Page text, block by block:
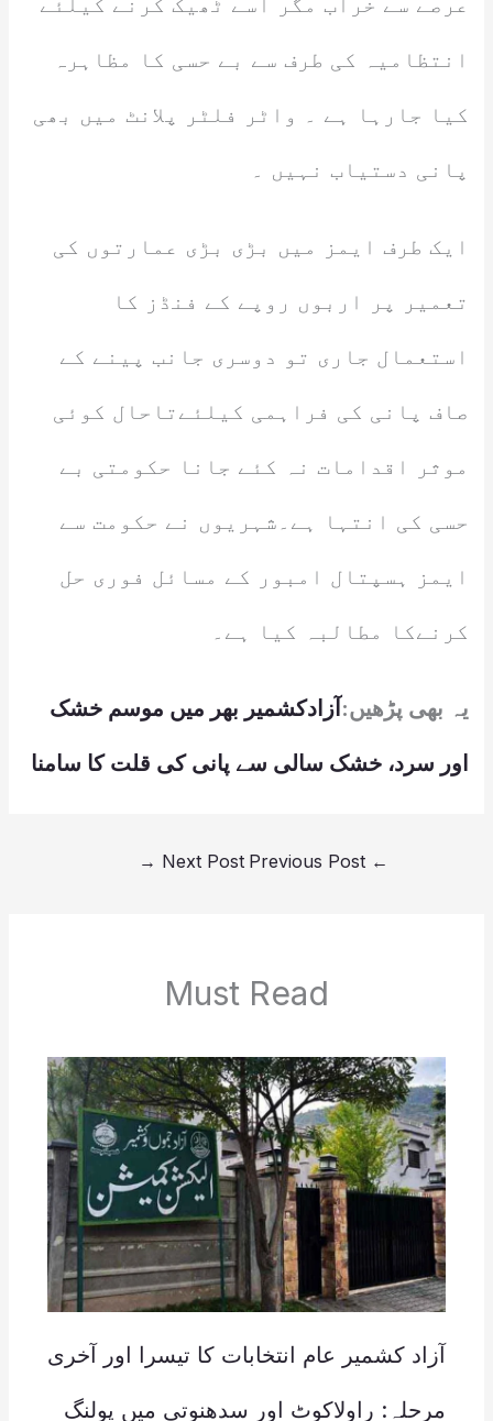
انتظامیہ کی طرف سے بے حسی کا مظاہرہ
کیا جارہا ہے ۔ واٹر فلٹر پلانٹ میں بھی
پانی دستیاب نہیں ۔
ایک طرف ایمز میں بڑی بڑی عمارتوں کی
تعمیر پر اربوں روپے کے فنڈز کا
استعمال جاری تو دوسری جانب پینے کے
صاف پانی کی فراہمی کیلئےتاحال کوئی
موثر اقدامات نہ کئے جانا حکومتی بے
حسی کی انتہا ہے۔شہریوں نے حکومت سے
ایمز ہسپتال امبور کے مسائل فوری حل
کرنےکا مطالبہ کیا ہے۔
یہ بھی پڑھیں: آزادکشمیر بھر میں موسم خشک
اور سرد، خشک سالی سے پانی کی قلت کا سامنا
←
Next Post
→
Must Read
آزاد کشمیر عام انتخابات کا تیسرا اور آخری
مرحلہ: راولاکوٹ اور سدھنوتی میں پولنگ